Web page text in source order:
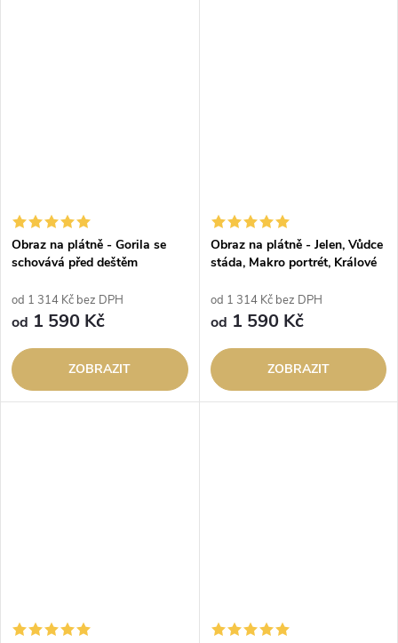
Obraz na plátně - Gorila se
schovává před deštěm
od 1 314 Kč bez DPH
od 1 590 Kč
ZOBRAZIT
Obraz na plátně - Jelen, Vůdce
stáda, Makro portrét, Králové
od 1 314 Kč bez DPH
od 1 590 Kč
ZOBRAZIT